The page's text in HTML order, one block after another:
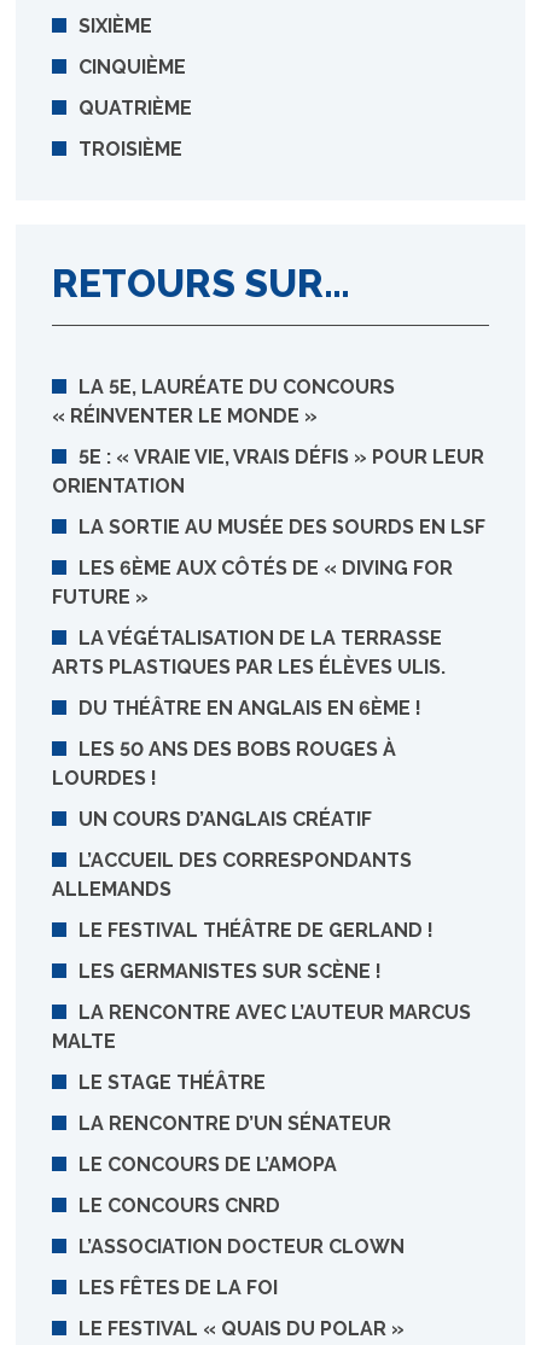
SIXIÈME
CINQUIÈME
QUATRIÈME
TROISIÈME
RETOURS SUR…
LA 5E, LAURÉATE DU CONCOURS
« RÉINVENTER LE MONDE »
5E : « VRAIE VIE, VRAIS DÉFIS » POUR LEUR
ORIENTATION
LA SORTIE AU MUSÉE DES SOURDS EN LSF
LES 6ÈME AUX CÔTÉS DE « DIVING FOR
FUTURE »
LA VÉGÉTALISATION DE LA TERRASSE
ARTS PLASTIQUES PAR LES ÉLÈVES ULIS.
DU THÉÂTRE EN ANGLAIS EN 6ÈME !
LES 50 ANS DES BOBS ROUGES À
LOURDES !
UN COURS D’ANGLAIS CRÉATIF
L’ACCUEIL DES CORRESPONDANTS
ALLEMANDS
LE FESTIVAL THÉÂTRE DE GERLAND !
LES GERMANISTES SUR SCÈNE !
LA RENCONTRE AVEC L’AUTEUR MARCUS
MALTE
LE STAGE THÉÂTRE
LA RENCONTRE D’UN SÉNATEUR
LE CONCOURS DE L’AMOPA
LE CONCOURS CNRD
L’ASSOCIATION DOCTEUR CLOWN
LES FÊTES DE LA FOI
LE FESTIVAL « QUAIS DU POLAR »